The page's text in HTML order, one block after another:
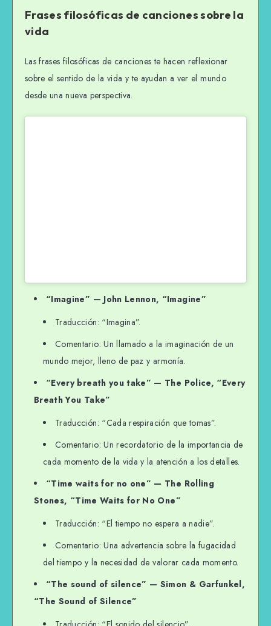
Frases filosóficas de canciones sobre la
vida
Las frases filosóficas de canciones te hacen reflexionar
sobre el sentido de la vida y te ayudan a ver el mundo
desde una nueva perspectiva.
“Imagine” — John Lennon, “Imagine”
Traducción: “Imagina”.
Comentario: Un llamado a la imaginación de un
mundo mejor, lleno de paz y armonía.
“Every breath you take” — The Police, “Every
Breath You Take”
Traducción: “Cada respiración que tomas”.
Comentario: Un recordatorio de la importancia de
cada momento de la vida y la atención a los detalles.
“Time waits for no one” — The Rolling
Stones, “Time Waits for No One”
Traducción: “El tiempo no espera a nadie”.
Comentario: Una advertencia sobre la fugacidad
del tiempo y la necesidad de valorar cada momento.
“The sound of silence” — Simon & Garfunkel,
“The Sound of Silence”